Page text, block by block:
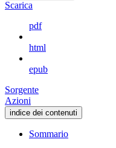
Scarica
pdf
html
epub
Sorgente
Azioni
indice dei contenuti
Sommario